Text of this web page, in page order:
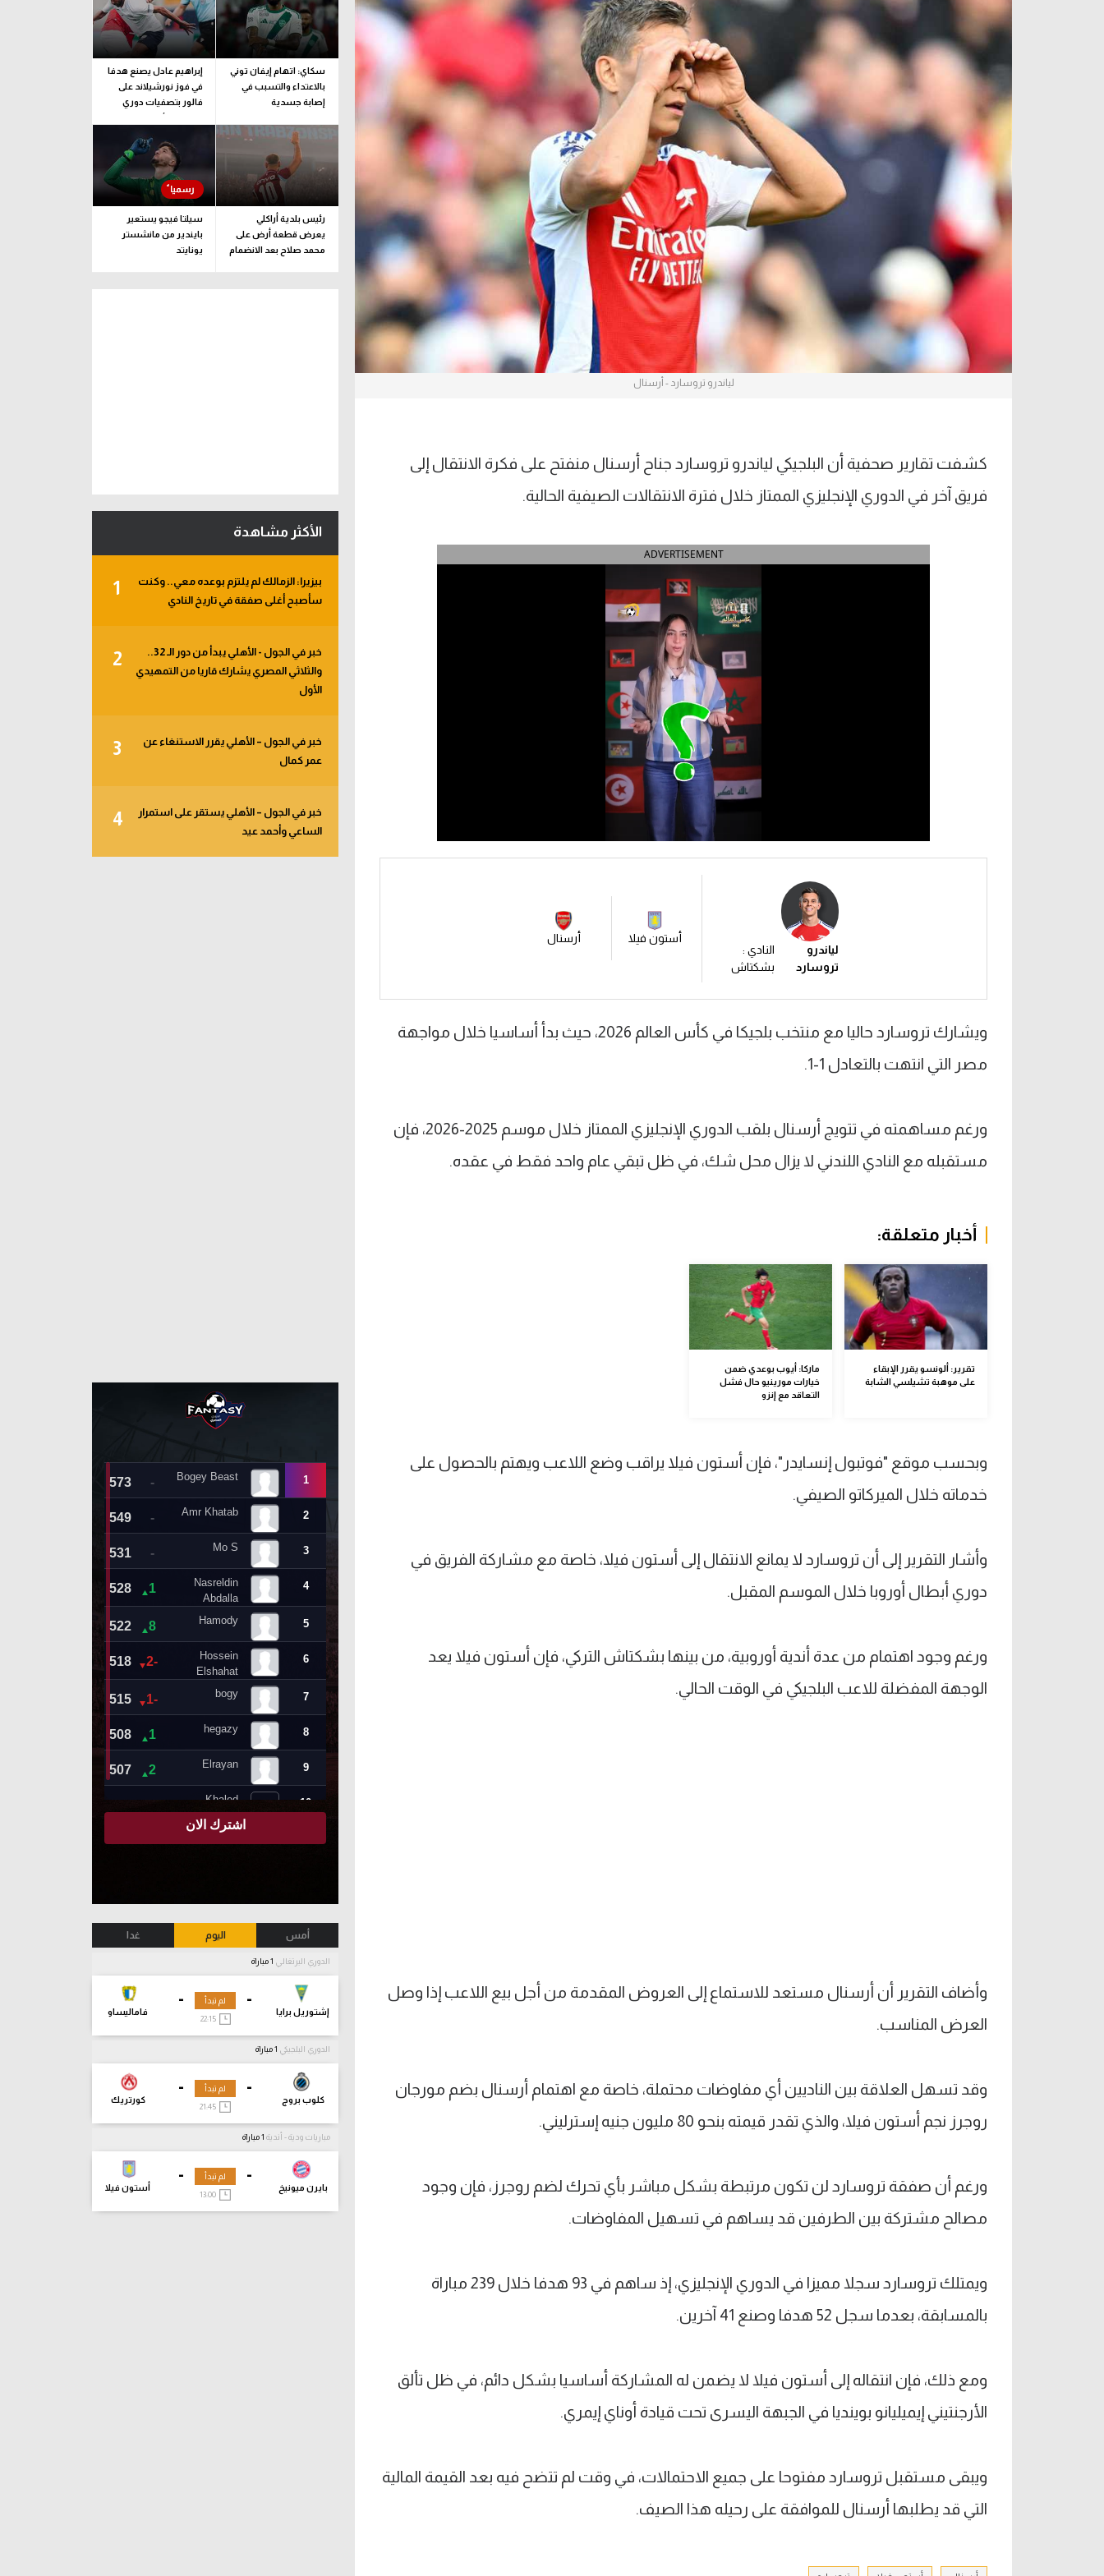
آراء حرة
ركن الألعاب
الدوري السعودي للمحترفين
دوري أبطال أوروبا
دوري أبطال إفريقيا
كل البطولات
دوري أبطال أوروبا
القسم الثاني
رياضات أخرى
آسيا
ركن الألعاب
لياندرو تروسارد - أرسنال
كشفت تقارير صحفية أن البلجيكي لياندرو تروسارد جناح أرسنال منفتح على فكرة الانتقال إلى
فريق آخر في الدوري الإنجليزي الممتاز خلال فترة الانتقالات الصيفية الحالية.
ADVERTISEMENT
لياندرو
تروسارد
النادي :
بشكتاش
أستون فيلا أرسنال
ويشارك تروسارد حاليا مع منتخب بلجيكا في كأس العالم 2026، حيث بدأ أساسيا خلال مواجهة
مصر التي انتهت بالتعادل 1-1.
ورغم مساهمته في تتويج أرسنال بلقب الدوري الإنجليزي الممتاز خلال موسم 2025-2026، فإن
مستقبله مع النادي اللندني لا يزال محل شك، في ظل تبقي عام واحد فقط في عقده.
أخبار متعلقة:
تقرير: ألونسو يقرر الإبقاء
على موهبة تشيلسي الشابة
ماركا: أيوب بوعدي ضمن
خيارات مورينيو حال فشل
التعاقد مع إنزو
وبحسب موقع "فوتبول إنسايدر"، فإن أستون فيلا يراقب وضع اللاعب ويهتم بالحصول على
خدماته خلال الميركاتو الصيفي.
وأشار التقرير إلى أن تروسارد لا يمانع الانتقال إلى أستون فيلا، خاصة مع مشاركة الفريق في
دوري أبطال أوروبا خلال الموسم المقبل.
ورغم وجود اهتمام من عدة أندية أوروبية، من بينها بشكتاش التركي، فإن أستون فيلا يعد
الوجهة المفضلة للاعب البلجيكي في الوقت الحالي.
وأضاف التقرير أن أرسنال مستعد للاستماع إلى العروض المقدمة من أجل بيع اللاعب إذا وصل
العرض المناسب.
وقد تسهل العلاقة بين الناديين أي مفاوضات محتملة، خاصة مع اهتمام أرسنال بضم مورجان
روجرز نجم أستون فيلا، والذي تقدر قيمته بنحو 80 مليون جنيه إسترليني.
ورغم أن صفقة تروسارد لن تكون مرتبطة بشكل مباشر بأي تحرك لضم روجرز، فإن وجود
مصالح مشتركة بين الطرفين قد يساهم في تسهيل المفاوضات.
ويمتلك تروسارد سجلا مميزا في الدوري الإنجليزي، إذ ساهم في 93 هدفا خلال 239 مباراة
بالمسابقة، بعدما سجل 52 هدفا وصنع 41 آخرين.
ومع ذلك، فإن انتقاله إلى أستون فيلا لا يضمن له المشاركة أساسيا بشكل دائم، في ظل تألق
الأرجنتيني إيميليانو بوينديا في الجبهة اليسرى تحت قيادة أوناي إيمري.
ويبقى مستقبل تروسارد مفتوحا على جميع الاحتمالات، في وقت لم تتضح فيه بعد القيمة المالية
التي قد يطلبها أرسنال للموافقة على رحيله هذا الصيف.
سكاي: اتهام إيفان توني
بالاعتداء والتسبب في
إصابة جسدية
إبراهيم عادل يصنع هدفا
في فوز نورشيلاند على
فالور بتصفيات دوري
المؤتمر الأوروبي
رئيس بلدية أراكلي
يعرض قطعة أرض على
محمد صلاح بعد الانضمام
سيلتا فيجو يستعير
بايندير من مانشستر
يونايتد
الأكثر مشاهدة
1
بيزيرا: الزمالك لم يلتزم بوعده معي.. وكنت
سأصبح أغلى صفقة في تاريخ النادي
2
خبر في الجول - الأهلي يبدأ من دور الـ 32..
والثلاثي المصري يشارك قاريا من التمهيدي
الأول
3
خبر في الجول – الأهلي يقرر الاستنغاء عن
عمر كمال
4
خبر في الجول – الأهلي يستقر على استمرار
الساعي وأحمد عيد
أمس اليوم غدا
الدوري البرتغالي
-
إشتوريل برايا
-
فاماليساو
لم تبدأ
22:15
الدوري البلجيكي
-
كلوب بروج
-
كورتريك
لم تبدأ
مباريات ودية - أندية
-
بايرن ميونيخ
-
أستون فيلا
لم تبدأ